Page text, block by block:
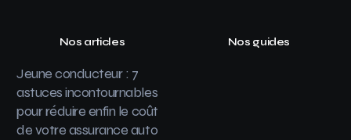
Nos articles
Jeune conducteur : 7
astuces incontournables
pour réduire enfin le coût
de votre assurance auto
Nos guides